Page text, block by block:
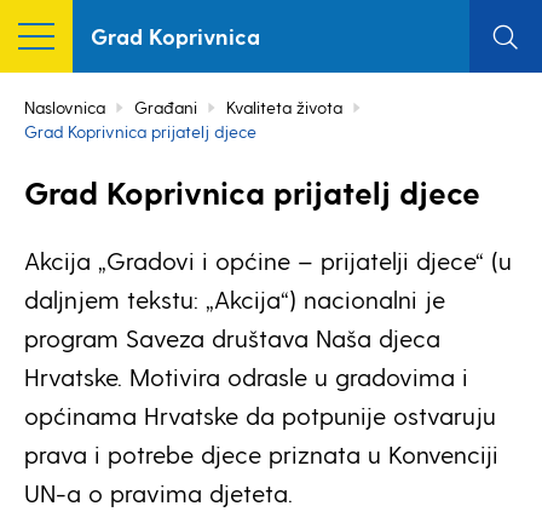
Grad Koprivnica
Naslovnica Građani
Kvaliteta života
Grad Koprivnica prijatelj djece
Grad Koprivnica prijatelj djece
Akcija „Gradovi i općine – prijatelji djece“ (u
daljnjem tekstu: „Akcija“) nacionalni je
program Saveza društava Naša djeca
Hrvatske. Motivira odrasle u gradovima i
općinama Hrvatske da potpunije ostvaruju
prava i potrebe djece priznata u Konvenciji
UN-a o pravima djeteta.